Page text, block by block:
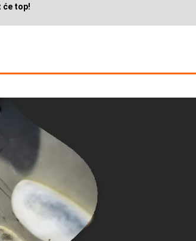
će top!